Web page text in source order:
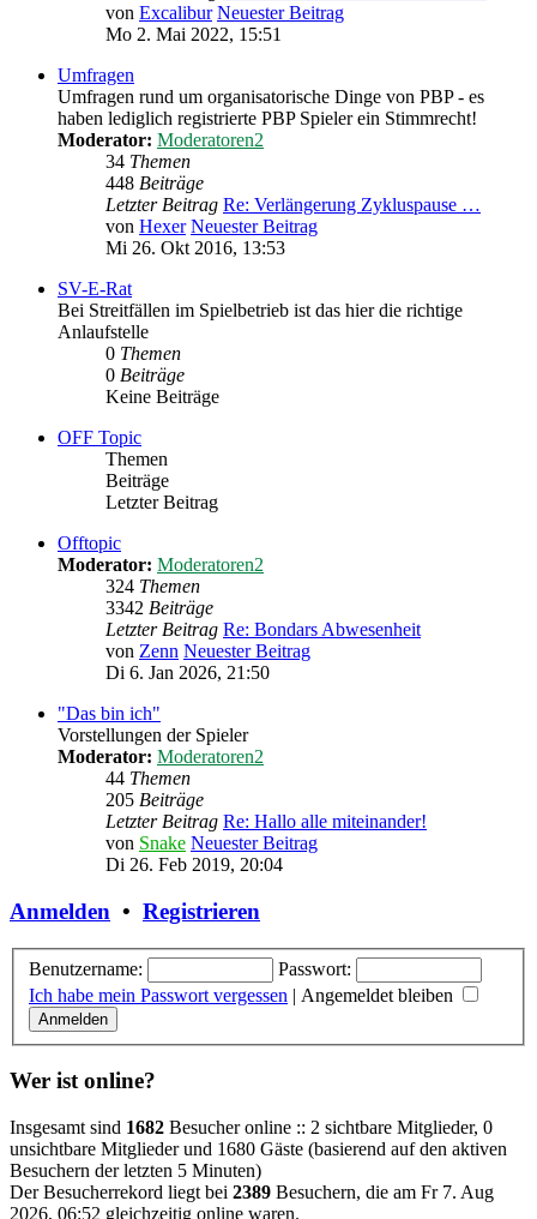
von Excalibur Neuester Beitrag
Mo 2. Mai 2022, 15:51
Umfragen
Umfragen rund um organisatorische Dinge von PBP - es
haben lediglich registrierte PBP Spieler ein Stimmrecht!
Moderator: Moderatoren2
34 Themen
448 Beiträge
Letzter Beitrag Re: Verlängerung Zykluspause …
von Hexer Neuester Beitrag
Mi 26. Okt 2016, 13:53
SV-E-Rat
Bei Streitfällen im Spielbetrieb ist das hier die richtige
Anlaufstelle
0 Themen
0 Beiträge
Keine Beiträge
OFF Topic
Themen
Beiträge
Letzter Beitrag
Offtopic
Moderator: Moderatoren2
324 Themen
3342 Beiträge
Letzter Beitrag Re: Bondars Abwesenheit
von Zenn Neuester Beitrag
Di 6. Jan 2026, 21:50
"Das bin ich"
Vorstellungen der Spieler
Moderator: Moderatoren2
44 Themen
205 Beiträge
Letzter Beitrag Re: Hallo alle miteinander!
von Snake Neuester Beitrag
Di 26. Feb 2019, 20:04
Anmelden • Registrieren
Benutzername:
Passwort:
Ich habe mein Passwort vergessen | Angemeldet bleiben
Wer ist online?
Insgesamt sind 1682 Besucher online :: 2 sichtbare Mitglieder, 0
unsichtbare Mitglieder und 1680 Gäste (basierend auf den aktiven
Besuchern der letzten 5 Minuten)
Der Besucherrekord liegt bei 2389 Besuchern, die am Fr 7. Aug
2026, 06:52 gleichzeitig online waren.